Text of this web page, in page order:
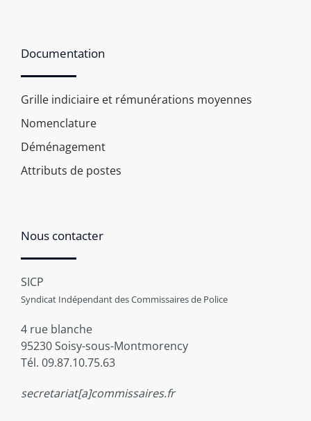
Documentation
Grille indiciaire et rémunérations moyennes
Nomenclature
Déménagement
Attributs de postes
Nous contacter
SICP
Syndicat Indépendant des Commissaires de Police
4 rue blanche
95230 Soisy-sous-Montmorency
Tél. 09.87.10.75.63
secretariat[a]commissaires.fr